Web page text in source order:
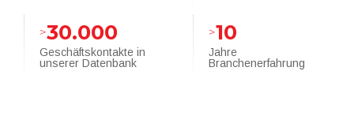
>30.000
Geschäftskontakte in
unserer Datenbank
>10
Jahre
Branchenerfahrung